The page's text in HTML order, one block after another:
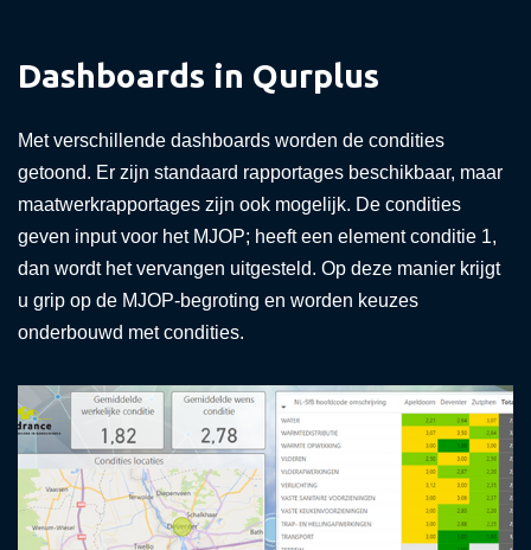
Dashboards in Qurplus
Met verschillende dashboards worden de condities
getoond. Er zijn standaard rapportages beschikbaar, maar
maatwerkrapportages zijn ook mogelijk. De condities
geven input voor het MJOP; heeft een element conditie 1,
dan wordt het vervangen uitgesteld. Op deze manier krijgt
u grip op de MJOP-begroting en worden keuzes
onderbouwd met condities.